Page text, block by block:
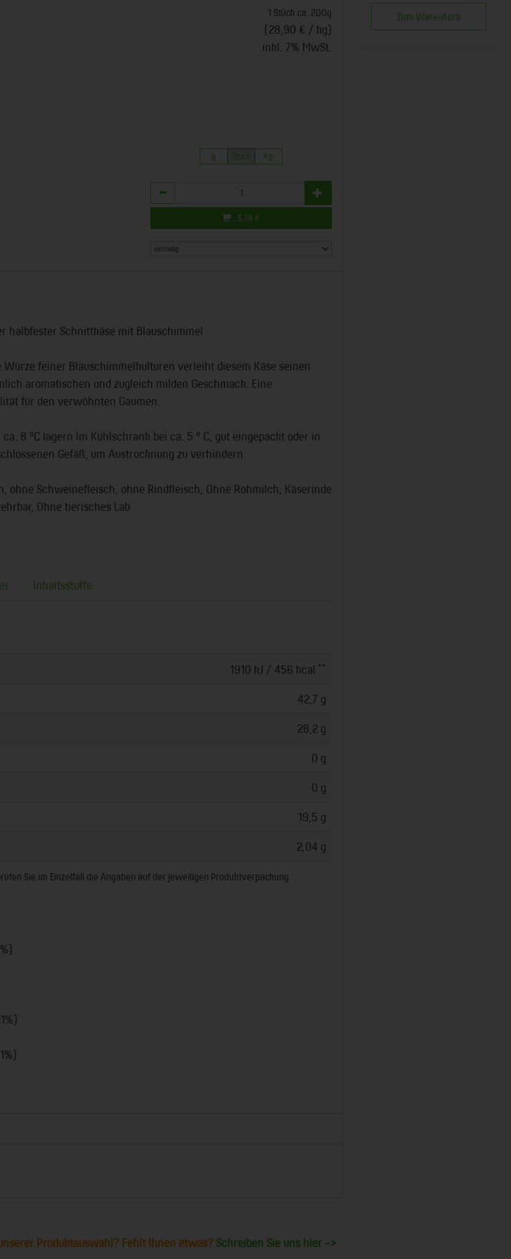
1 Stück ca. 200g
(28,90 € / kg)
inkl. 7% MwSt.
g Stück Kg
Anzahl
5,78 €
halbfester Schnittkäse mit Blauschimmel
Würze feiner Blauschimmelkulturen verleiht diesem Käse seinen
aromatischen und zugleich milden Geschmack. Eine
für den verwöhnten Gaumen.
ca. 8 °C lagern Im Kühlschrank bei ca. 5 ° C, gut eingepackt oder in
Gefäß, um Austrocknung zu verhindern.
ohne Schweinefleisch, ohne Rindfleisch, Ohne Rohmilch, Käserinde
Ohne tierisches Lab
Inhaltsstoffe
1910 kJ / 456 kcal **
42,7 g
28,2 g
0 g
0 g
19,5 g
2,04 g
Sie im Einzelfall die Angaben auf der jeweiligen Produktverpackung.
Zum Warenkorb
Produktauswahl? Fehlt Ihnen etwas? Schreiben Sie uns hier ->